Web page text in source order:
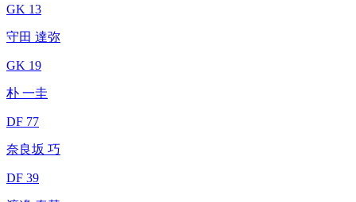
GK 13
守田 達弥
GK 19
朴 一圭
DF 77
奈良坂 巧
DF 39